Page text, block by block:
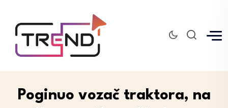
Poginuo vozač traktora, na